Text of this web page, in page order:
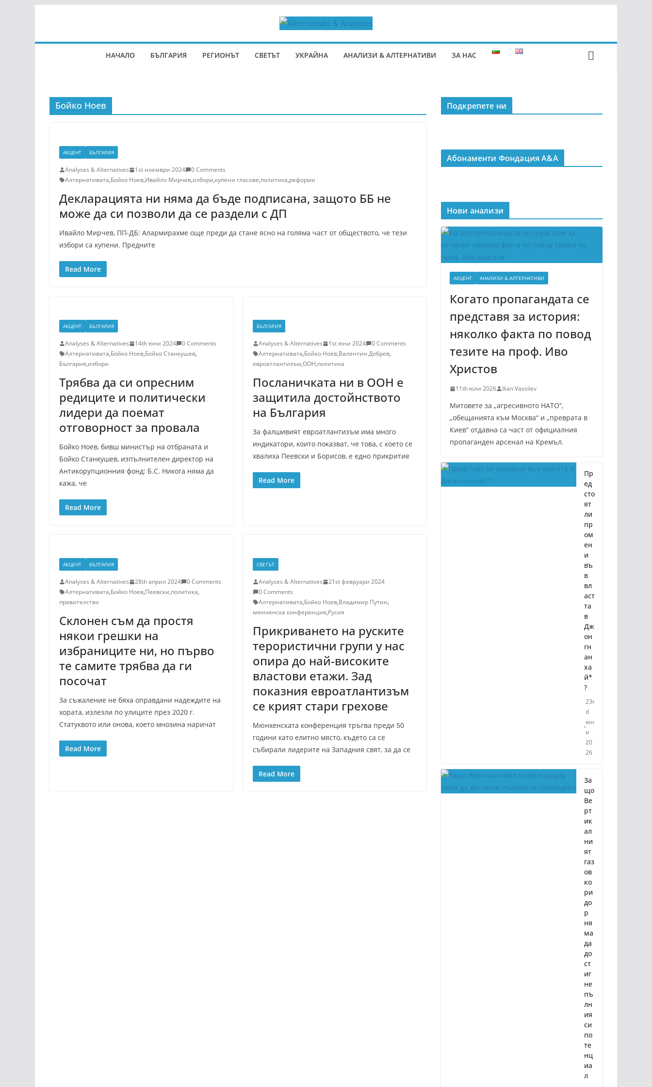
НАЧАЛО БЪЛГАРИЯ РЕГИОНЪТ СВЕТЪТ УКРАЙНА АНАЛИЗИ & АЛТЕРНАТИВИ ЗА НАС
Бойко Ноев
АКЦЕНТ БЪЛГАРИЯ
Analyses & Alternatives 1st ноември 2024
0 Comments
Алтернативата,Бойко Ноев,Ивайло Мирчев,избори,купени гласове,политика,реформи
Декларацията ни няма да бъде подписана, защото ББ не
може да си позволи да се раздели с ДП
Ивайло Мирчев, ПП-ДБ: Алармирахме още преди да стане ясно на голяма част от обществото, че тези
избори са купени. Предните
Read More
АКЦЕНТ БЪЛГАРИЯ
Analyses & Alternatives 14th юни 2024
0 Comments
Алтернативата,Бойко Ноев,Бойко Станкушев,
България,избори
Трябва да си опресним
редиците и политически
лидери да поемат
отговорност за провала
Бойко Ноев, бивш министър на отбраната и
Бойко Станкушев, изпълнителен директор на
Антикорупционния фонд: Б.С. Никога няма да
кажа, че
Read More
БЪЛГАРИЯ
Analyses & Alternatives 1st юни 2024
0 Comments
Алтернативата,Бойко Ноев,Валентин Добрев,
евроатлантизъм,ООН,политика
Посланичката ни в ООН е
защитила достойнството
на България
За фалшивият евроатлантизъм има много
индикатори, които показват, че това, с което се
хвалиха Пеевски и Борисов, е едно прикритие
Read More
АКЦЕНТ БЪЛГАРИЯ
Analyses & Alternatives 28th април 2024
0 Comments
Алтернативата,Бойко Ноев,Пеевски,политика,
правителство
Склонен съм да простя
някои грешки на
избраниците ни, но първо
те самите трябва да ги
посочат
За съжаление не бяха оправдани надеждите на
хората, излезли по улиците през 2020 г.
Статуквото или онова, което мнозина наричат
Read More
СВЕТЪТ
Analyses & Alternatives
21st февруари 2024
0 Comments
Алтернативата,Бойко Ноев,Владимир Путин,
мюнхенска конференция,Русия
Прикриването на руските
терористични групи у нас
опира до най-високите
властови етажи. Зад
показния евроатлантизъм
се крият стари грехове
Мюнхенската конференция тръгва преди 50
години като елитно място, където са се
събирали лидерите на Западния свят, за да се
Read More
Подкрепeте ни
Абонаменти Фондация А&A
Нови анализи
АКЦЕНТ АНАЛИЗИ & АЛТЕРНАТИВИ
Когато пропагандата се
представя за история:
няколко факта по повод
тезите на проф. Иво
Христов
11th юли 2026 Ilian Vassilev
Митовете за „агресивното НАТО“,
„обещанията към Москва“ и „преврата в
Киев“ отдавна са част от официалния
пропаганден арсенал на Кремъл.
Пр
ед
сто
ят
ли
пр
ом
ен
и
въ
в
вл
аст
та
в
Дж
он
гн
ан
ха
й*
?
23r
d
юн
и
20
26
За
що
Ве
рт
ик
ал
ни
ят
газ
ов
ко
ри
до
р
ня
ма
да
до
ст
иг
не
пъ
лн
ия
си
по
те
нц
иа
л